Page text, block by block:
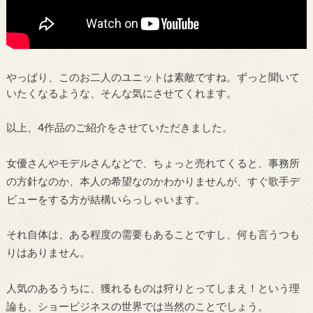
やっぱり、このお二人のユニットは素敵ですね。ずっと聞いて
いたくなるような、そんな気にさせてくれます。
以上、4作品のご紹介をさせていただきました。
女優さんやモデルさんなどで、ちょっと売れてくると、事務所
の方針なのか、本人の希望なのかわかりませんが、すぐ歌手デ
ビューをする方が結構いらっしゃいます。
それ自体は、ある程度の需要もあることですし、何も言うつも
りはありません。
人気のあるうちに、獲れるものは狩りとってしまえ！という理
論も、ショービジネスの世界では当然のことでしょう。